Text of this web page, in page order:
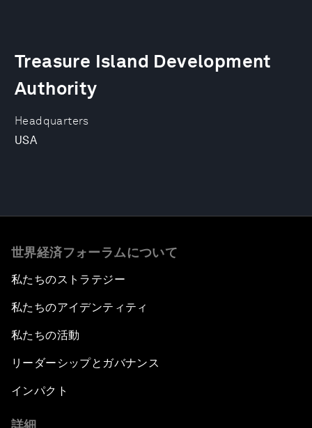
Headquarters
USA
Treasure Island Development
Authority
世界経済フォーラムについて
私たちのストラテジー
私たちのアイデンティティ
私たちの活動
リーダーシップとガバナンス
インパクト
詳細